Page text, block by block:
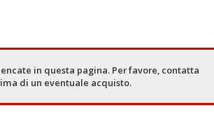
in questa pagina. Per favore, contatta
di un eventuale acquisto.